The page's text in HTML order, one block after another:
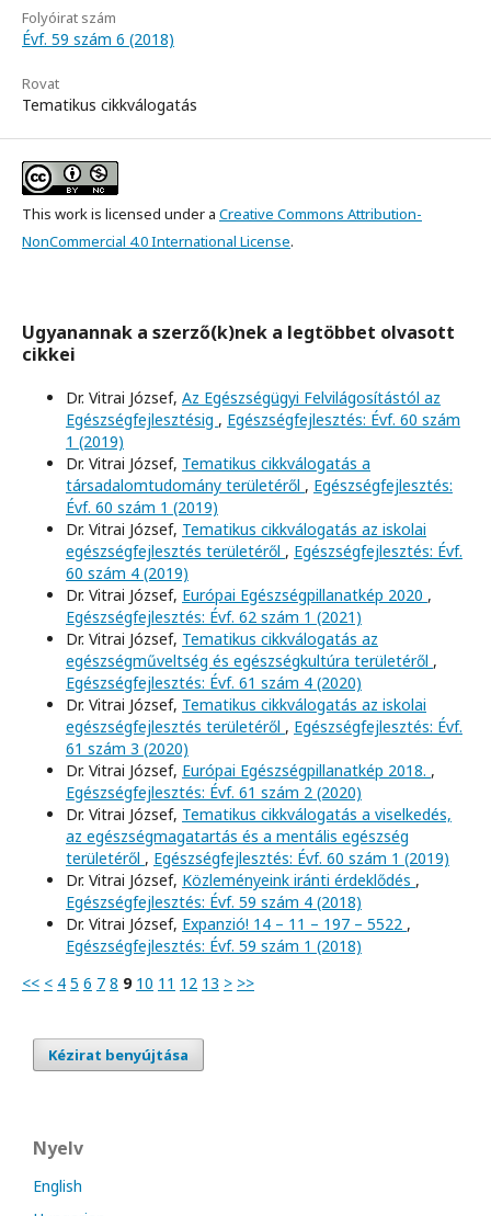
Folyóirat szám
Évf. 59 szám 6 (2018)
Rovat
Tematikus cikkválogatás
This work is licensed under a Creative Commons Attribution-
NonCommercial 4.0 International License.
Ugyanannak a szerző(k)nek a legtöbbet olvasott
cikkei
Dr. Vitrai József, Az Egészségügyi Felvilágosítástól az
Egészségfejlesztésig , Egészségfejlesztés: Évf. 60 szám
1 (2019)
Dr. Vitrai József, Tematikus cikkválogatás a
társadalomtudomány területéről , Egészségfejlesztés:
Évf. 60 szám 1 (2019)
Dr. Vitrai József, Tematikus cikkválogatás az iskolai
egészségfejlesztés területéről , Egészségfejlesztés: Évf.
60 szám 4 (2019)
Dr. Vitrai József, Európai Egészségpillanatkép 2020 ,
Egészségfejlesztés: Évf. 62 szám 1 (2021)
Dr. Vitrai József, Tematikus cikkválogatás az
egészségműveltség és egészségkultúra területéről ,
Egészségfejlesztés: Évf. 61 szám 4 (2020)
Dr. Vitrai József, Tematikus cikkválogatás az iskolai
egészségfejlesztés területéről , Egészségfejlesztés: Évf.
61 szám 3 (2020)
Dr. Vitrai József, Európai Egészségpillanatkép 2018. ,
Egészségfejlesztés: Évf. 61 szám 2 (2020)
Dr. Vitrai József, Tematikus cikkválogatás a viselkedés,
az egészségmagatartás és a mentális egészség
területéről , Egészségfejlesztés: Évf. 60 szám 1 (2019)
Dr. Vitrai József, Közleményeink iránti érdeklődés ,
Egészségfejlesztés: Évf. 59 szám 4 (2018)
Dr. Vitrai József, Expanzió! 14 – 11 – 197 – 5522 ,
Egészségfejlesztés: Évf. 59 szám 1 (2018)
<< < 4 5 6 7 8 9 10 11 12 13 > >>
Kézirat benyújtása
Nyelv
English